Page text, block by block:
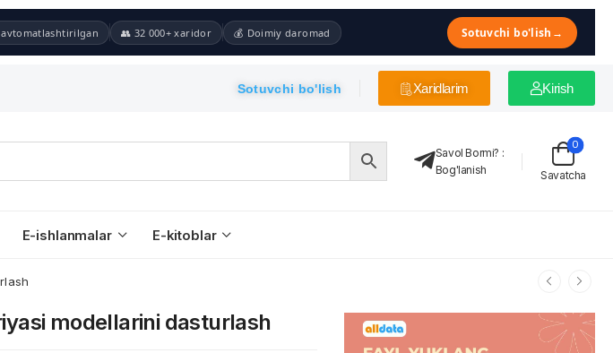
avtomatlashtirilgan 👥 32 000+ xaridor 💰 Doimiy daromad Sotuvchi bo'lish →
Sotuvchi bo'lish Xaridlarim Kirish
Savol Bormi? :
Bog'lanish
Savatcha
0
E-ishlanmalar E-kitoblar
modellarini dasturlash